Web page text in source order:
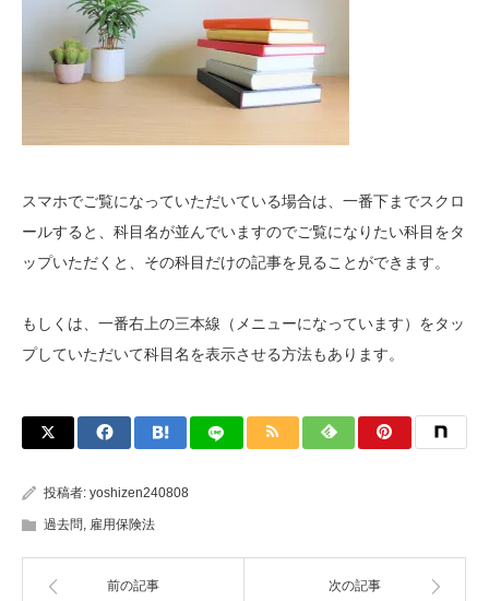
スマホでご覧になっていただいている場合は、一番下までスクロ
ールすると、科目名が並んでいますのでご覧になりたい科目をタ
ップいただくと、その科目だけの記事を見ることができます。
もしくは、一番右上の三本線（メニューになっています）をタッ
プしていただいて科目名を表示させる方法もあります。
投稿者: yoshizen240808
過去問, 雇用保険法
前の記事 次の記事